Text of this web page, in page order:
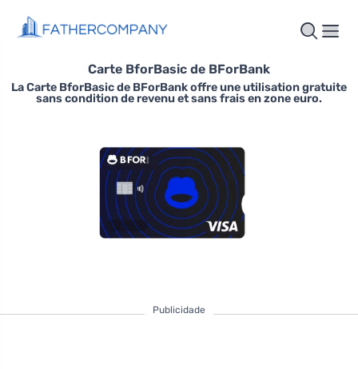
Carte BforBasic de BForBank
La Carte BforBasic de BForBank offre une utilisation gratuite
sans condition de revenu et sans frais en zone euro.
Publicidade